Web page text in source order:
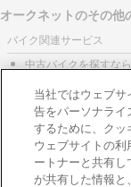
オークネットのその他
バイク関連サービス
中古バイクを探すな
レンタルバイクに乗
ブランド関連サービス
ブランド品の買取は
東京
当社ではウェブ
告をパーソナライ
するために、クッ
ウェブサイトの
ートナーと共有し
が共有した情報